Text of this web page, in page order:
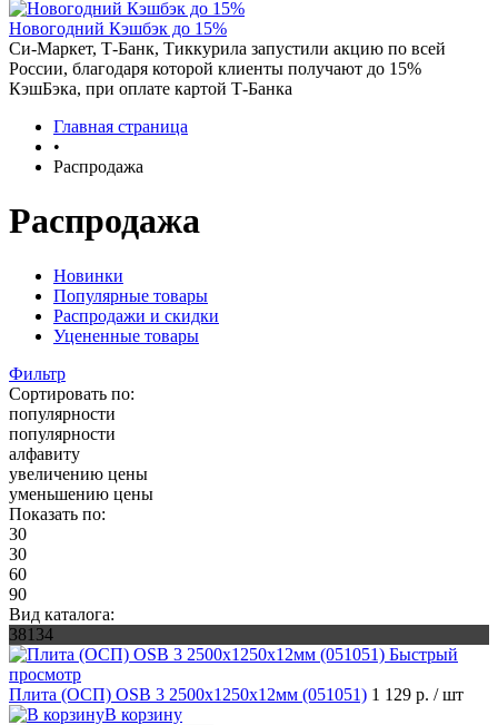
Новогодний Кэшбэк до 15%
Си-Маркет, Т-Банк, Тиккурила запустили акцию по всей
России, благодаря которой клиенты получают до 15%
КэшБэка, при оплате картой Т-Банка
Главная страница
•
Распродажа
Распродажа
Новинки
Популярные товары
Распродажи и скидки
Уцененные товары
Фильтр
Сортировать по:
популярности
популярности
алфавиту
увеличению цены
уменьшению цены
Показать по:
30
30
60
90
Вид каталога:
38134
Быстрый
просмотр
Плита (ОСП) OSB 3 2500х1250х12мм (051051) 1 129 р. / шт
В корзину